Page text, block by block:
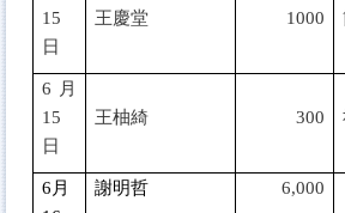
15
日
王慶堂 1000
6 月
15
日
王柚綺 300
6 月
謝明哲 6,000